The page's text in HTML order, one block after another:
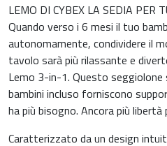
LEMO DI CYBEX LA SEDIA PER
Quando verso i 6 mesi il tuo
autonomamente, condividere il
tavolo sarà più rilassante e
Lemo 3-in-1. Questo
bambini incluso forniscono
ha più bisogno. Ancora più
Caratterizzato da un design